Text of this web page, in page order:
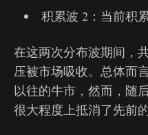
积累波 2：当前积
在这两次分布波期间，
压被市场吸收。总体而
以往的牛市，然而，随
很大程度上抵消了先前